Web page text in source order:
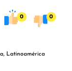
0 0
, Latinoamérica